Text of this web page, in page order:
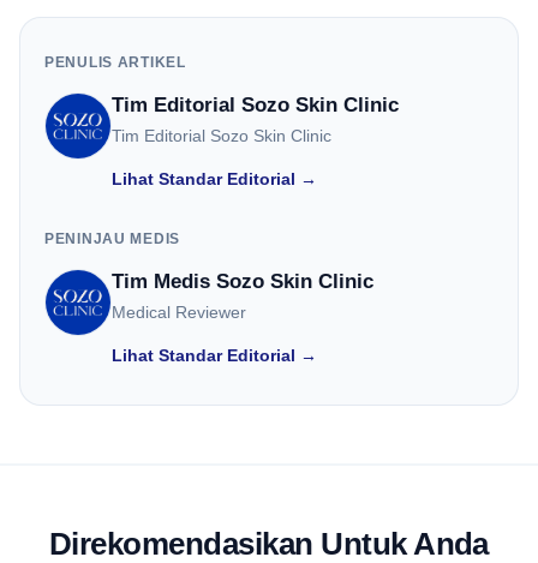
PENULIS ARTIKEL
Tim Editorial Sozo Skin Clinic
Tim Editorial Sozo Skin Clinic
Lihat Standar Editorial →
PENINJAU MEDIS
Tim Medis Sozo Skin Clinic
Medical Reviewer
Lihat Standar Editorial →
Direkomendasikan Untuk Anda